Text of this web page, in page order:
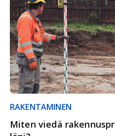
RAKENTAMINEN
Miten viedä